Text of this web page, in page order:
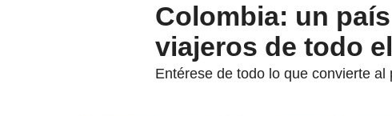
Colombia: un
viajeros de todo
Entérese de todo lo que convierte